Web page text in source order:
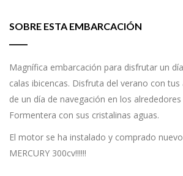
SOBRE ESTA EMBARCACIÓN
Magnífica embarcación para disfrutar un
calas ibicencas. Disfruta del verano con
de un día de navegación en los
Formentera con sus cristalinas aguas.
El motor se ha instalado y comprado
MERCURY 300cv!!!!!!